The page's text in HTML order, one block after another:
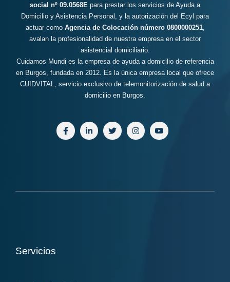
social nº 09.0568E para prestar los servicios de Ayuda a
Domicilio y Asistencia Personal, y la autorización del Ecyl para
actuar como Agencia de Colocación número 0800000251,
avalan la profesionalidad de nuestra empresa en el sector
asistencial domiciliario.
Cuidamos Mundi es la empresa de ayuda a domicilio de referencia
en Burgos, fundada en 2012. Es la única empresa local que ofrece
CUIDVITAL, servicio exclusivo de telemonitorización de salud a
domicilio en Burgos.
Servicios